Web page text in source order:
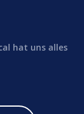
hat uns alles